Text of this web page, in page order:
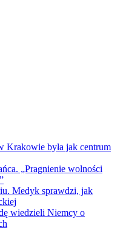
Krakowie była jak centrum
„Pragnienie wolności
Medyk sprawdzi, jak
wiedzieli Niemcy o